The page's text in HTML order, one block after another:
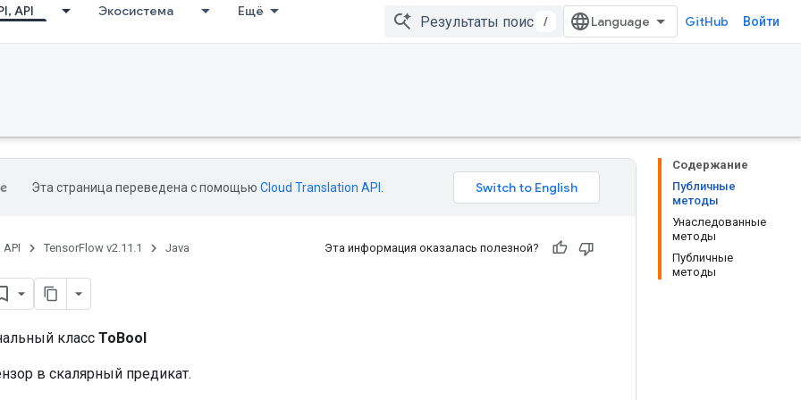
API Экосистема Ещё
/ GitHub Войти
Содержание
Публичные
методы
Унаследованные
методы
Публичные
методы
Эта страница переведена с помощью Cloud Translation API
API TensorFlow v2.11.1 Java Эта информация оказалась полезной?
класс ToBool
в скалярный предикат.